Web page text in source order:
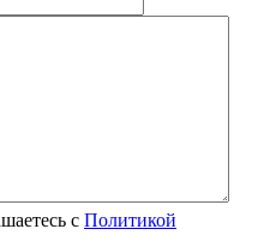
с Политикой